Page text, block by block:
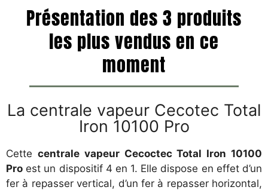
Présentation des 3 produits
les plus vendus en ce
moment
La centrale vapeur Cecotec Total
Iron 10100 Pro
Cette centrale vapeur Cecoctec Total Iron 10100
Pro est un dispositif 4 en 1. Elle dispose en effet d’un
fer à repasser vertical, d’un fer à repasser horizontal,